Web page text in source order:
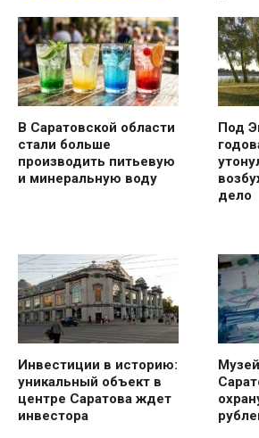
В Саратовской области
стали больше
производить питьевую
и минеральную воду
Под
дело
Инвестиции в историю:
уникальный объект в
центре Саратова ждет
инвестора